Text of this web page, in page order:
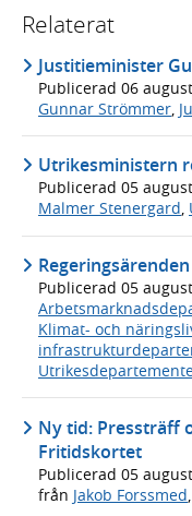
Relaterat
Justitieminister
Publicerad 06
Gunnar Strömmer
Utrikesministern
Publicerad 05
Malmer Stenergard,
Publicerad 05
Klimat- och
Ny tid: Pressträff
Fritidskortet
Publicerad 05
från Jakob Forssmed